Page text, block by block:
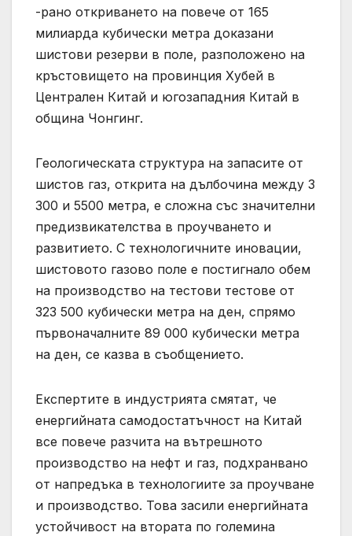
-рано откриването на повече от 165
милиарда кубически метра доказани
шистови резерви в поле, разположено на
кръстовището на провинция Хубей в
Централен Китай и югозападния Китай в
община Чонгинг.
Геологическата структура на запасите от
шистов газ, открита на дълбочина между 3
300 и 5500 метра, е сложна със значителни
предизвикателства в проучването и
развитието. С технологичните иновации,
шистовото газово поле е постигнало обем
на производство на тестови тестове от
323 500 кубически метра на ден, спрямо
първоначалните 89 000 кубически метра
на ден, се казва в съобщението.
Експертите в индустрията смятат, че
енергийната самодостатъчност на Китай
все повече разчита на вътрешното
производство на нефт и газ, подхранвано
от напредъка в технологиите за проучване
и производство. Това засили енергийната
устойчивост на втората по големина